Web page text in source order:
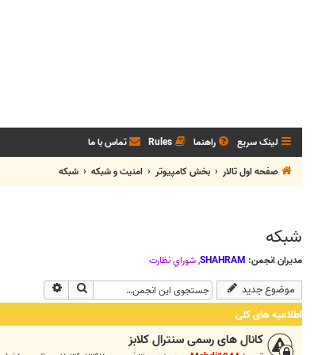
لینک سریع راهنما Rules تماس با ما
صفحه اول تالار
بخش كامپيوتر امنيت و شبكه شبکه
شبکه
مدیران انجمن: SHAHRAM
,شوراي نظارت
موضوع جدید جستجو
اطلاعیه های کلی
کانال های رسمی سنترال کلابز